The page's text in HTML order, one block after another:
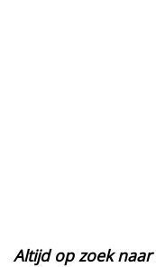
Altijd op zoek